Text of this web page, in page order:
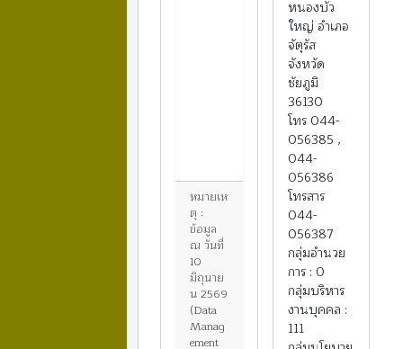
หมายเห
ตุ :
ข้อมูล
ณ วันที่
10
มิถุนาย
น 2569
(Data
Manag
ement
หนองบัว
ใหญ่ อำเภอ
จัตุรัส
จังหวัด
ชัยภูมิ
36130
โทร 044-
056385 ,
044-
056386
โทรสาร
044-
056387
กลุ่มอำนวย
การ : 0
กลุ่มบริหาร
งานบุคคล :
111